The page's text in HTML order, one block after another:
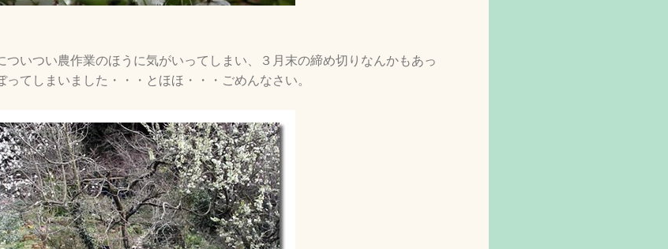
ついつい農作業のほうに気がいってしまい、３月末の締め切りなんかもあっ
てしまいました・・・とほほ・・・ごめんなさい。